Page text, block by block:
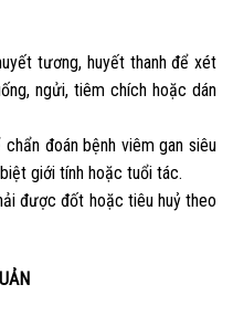
tương, huyết thanh để xét
ngửi, tiêm chích hoặc dán
đoán bệnh viêm gan siêu
giới tính hoặc tuổi tác.
được đốt hoặc tiêu huỷ theo